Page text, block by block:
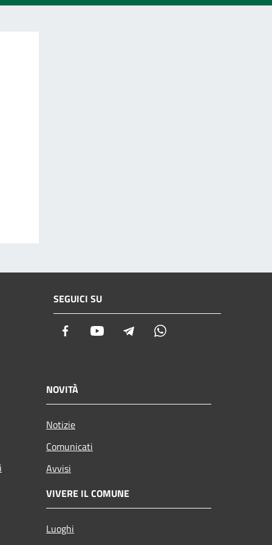
SEGUICI SU
Facebook Youtube Telegram
NOVITÀ
Notizie
Comunicati
Avvisi
VIVERE IL COMUNE
Luoghi